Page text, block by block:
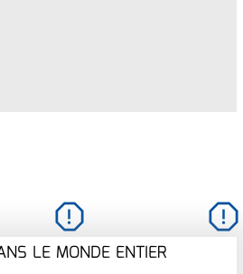
LE MONDE ENTIER